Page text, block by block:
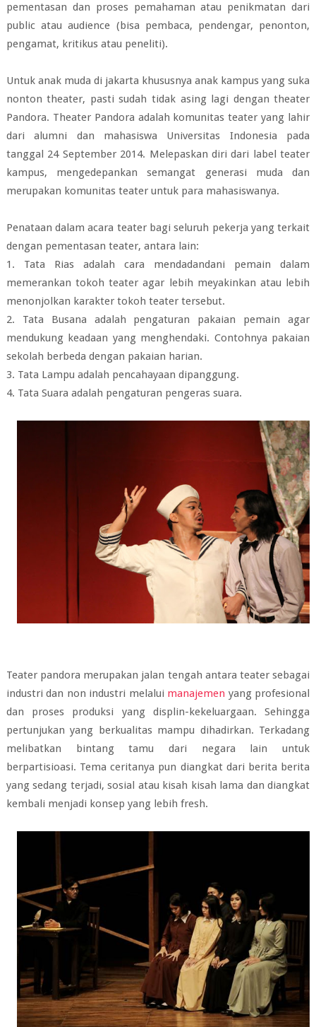
pementasan dan proses pemahaman atau penikmatan dari
public atau audience (bisa pembaca, pendengar, penonton,
pengamat, kritikus atau peneliti).
Untuk anak muda di jakarta khususnya anak kampus yang suka
nonton theater, pasti sudah tidak asing lagi dengan theater
Pandora. Theater Pandora adalah komunitas teater yang lahir
dari alumni dan mahasiswa Universitas Indonesia pada
tanggal 24 September 2014. Melepaskan diri dari label teater
kampus, mengedepankan semangat generasi muda dan
merupakan komunitas teater untuk para mahasiswanya.
Penataan dalam acara teater bagi seluruh pekerja yang terkait
dengan pementasan teater, antara lain:
1. Tata Rias adalah cara mendadandani pemain dalam
memerankan tokoh teater agar lebih meyakinkan atau lebih
menonjolkan karakter tokoh teater tersebut.
2. Tata Busana adalah pengaturan pakaian pemain agar
mendukung keadaan yang menghendaki. Contohnya pakaian
sekolah berbeda dengan pakaian harian.
3. Tata Lampu adalah pencahayaan dipanggung.
4. Tata Suara adalah pengaturan pengeras suara.
Teater pandora merupakan jalan tengah antara teater sebagai
industri dan non industri melalui manajemen yang profesional
dan proses produksi yang displin-kekeluargaan. Sehingga
pertunjukan yang berkualitas mampu dihadirkan. Terkadang
melibatkan bintang tamu dari negara lain untuk
berpartisioasi. Tema ceritanya pun diangkat dari berita berita
yang sedang terjadi, sosial atau kisah kisah lama dan diangkat
kembali menjadi konsep yang lebih fresh.